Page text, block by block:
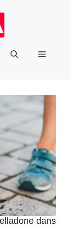
Menu
dans